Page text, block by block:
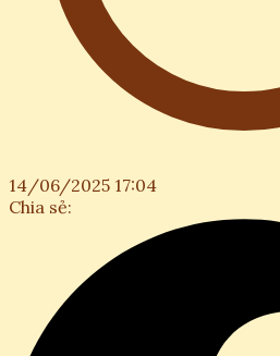
14/06/2025 17:04
Chia sẻ: